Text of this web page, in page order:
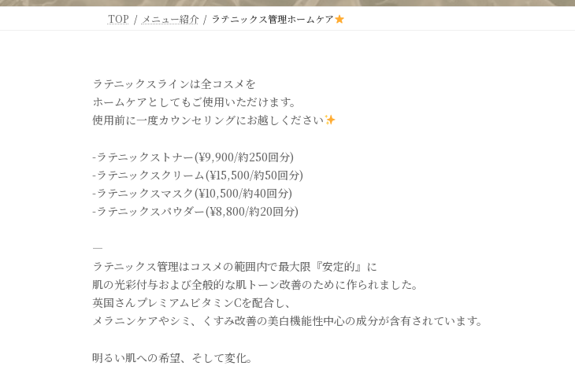
TOP メニュー紹介 ラテニックス管理ホームケア
ラテニックスラインは全コスメを
ホームケアとしてもご使用いただけます。
使用前に一度カウンセリングにお越しください
-ラテニックストナー(¥9,900/約250回分)
-ラテニックスクリーム(¥15,500/約50回分)
-ラテニックスマスク(¥10,500/約40回分)
-ラテニックスパウダー(¥8,800/約20回分)
—
ラテニックス管理はコスメの範囲内で最大限『安定的』に
肌の光彩付与および全般的な肌トーン改善のために作られました。
英国さんプレミアムビタミンCを配合し、
メラニンケアやシミ、くすみ改善の美白機能性中心の成分が含有されています。
明るい肌への希望、そして変化。